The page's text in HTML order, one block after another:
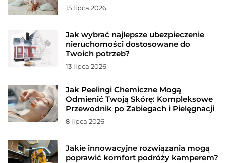
15 lipca 2026
Jak wybrać najlepsze ubezpieczenie
nieruchomości dostosowane do
Twoich potrzeb?
13 lipca 2026
Jak Peelingi Chemiczne Mogą
Odmienić Twoją Skórę: Kompleksowe
Przewodnik po Zabiegach i Pielęgnacji
8 lipca 2026
Jakie innowacyjne rozwiązania mogą
poprawić komfort podróży kamperem?